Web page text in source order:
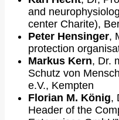
and
center Charite),
Peter Hensinger,
protection
Markus Kern, Dr.
Schutz von
e.V., Kempten
Florian M. König,
Header of the